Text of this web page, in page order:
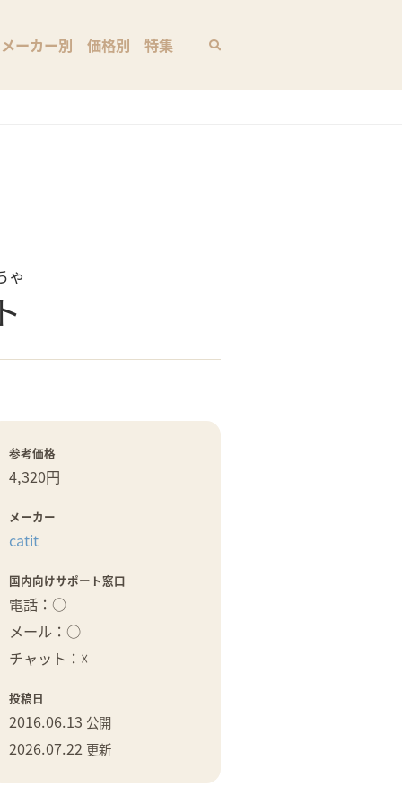
メーカー別 価格別 特集
ゃ
参考価格
4,320円
メーカー
catit
国内向けサポート窓口
電話：○
メール：○
チャット：☓
投稿日
2016.06.13 公開
2026.07.22 更新